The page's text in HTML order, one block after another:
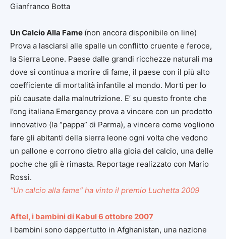
Gianfranco Botta
Un Calcio Alla Fame (non ancora disponibile on line)
Prova a lasciarsi alle spalle un conflitto cruente e feroce,
la Sierra Leone. Paese dalle grandi ricchezze naturali ma
dove si continua a morire di fame, il paese con il più alto
coefficiente di mortalità infantile al mondo. Morti per lo
più causate dalla malnutrizione. E’ su questo fronte che
l’ong italiana Emergency prova a vincere con un prodotto
innovativo (la “pappa” di Parma), a vincere come vogliono
fare gli abitanti della sierra leone ogni volta che vedono
un pallone e corrono dietro alla gioia del calcio, una delle
poche che gli è rimasta. Reportage realizzato con Mario
Rossi.
“Un calcio alla fame” ha vinto il premio Luchetta 2009
Aftel, i bambini di Kabul 6 ottobre 2007
I bambini sono dappertutto in Afghanistan, una nazione